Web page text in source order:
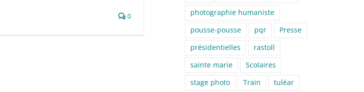
0
photographie humaniste
pousse-pousse
pqr
Presse
présidentielles
rastoll
sainte marie
Scolaires
stage photo
Train tuléar